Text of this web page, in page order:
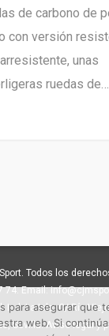
de carbono de
con versión
unas
ruedas de…
Todos los
74. Email:
Ind. La Isla. C/ Río
Sevilla. Aviso legal y
para asegurar que
web. Si